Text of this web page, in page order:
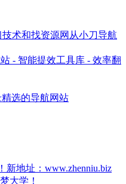
术和找资源网从小刀导航
- 智能提效工具库 - 效率翻
选的导航网站
新地址：www.zhenniu.biz
大学！